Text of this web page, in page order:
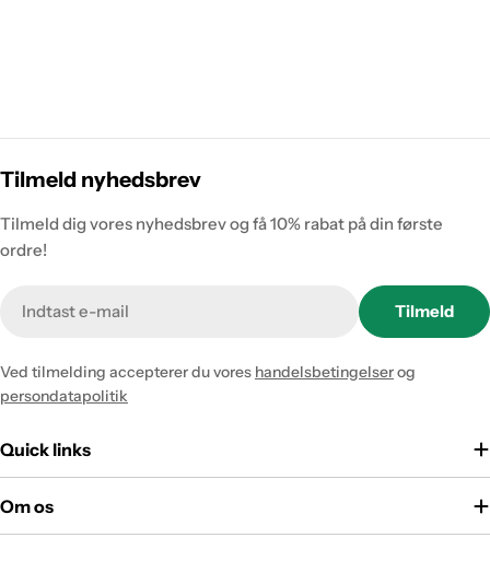
Tilmeld nyhedsbrev
Tilmeld dig vores nyhedsbrev og få 10% rabat på din første
ordre!
Tilmeld
Ved tilmelding accepterer du vores handelsbetingelserog
persondatapolitik
Quick links
Om os